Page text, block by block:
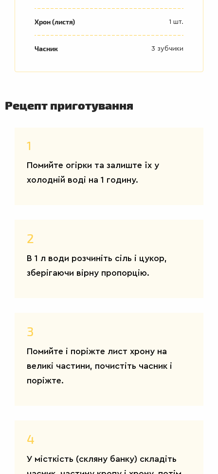
Хрон (листя) 1 шт.
Часник 3 зубчики
Рецепт приготування
1
Помийте огірки та залиште їх у
холодній воді на 1 годину.
2
В 1 л води розчиніть сіль і цукор,
зберігаючи вірну пропорцію.
3
Помийте і поріжте лист хрону на
великі частини, почистіть часник і
поріжте.
4
У місткість (скляну банку) складіть